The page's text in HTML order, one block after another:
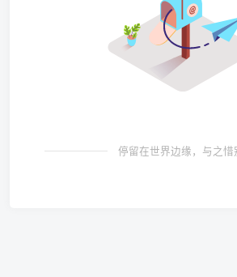
停留在世界边缘，与之惜